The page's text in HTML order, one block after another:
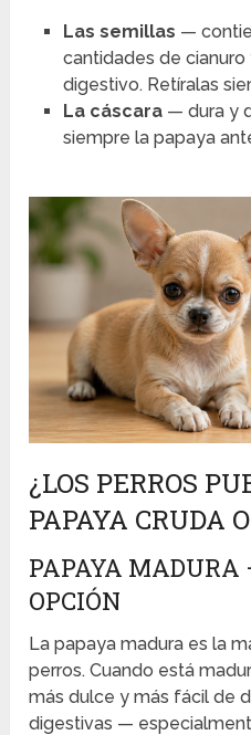
Las semillas —
cantidades de
digestivo. Retíralas
La cáscara— dura y
siempre la papaya
¿LOS PERROS
PAPAYA CRUDA
PAPAYA
OPCIÓN
La papaya madura es la
perros. Cuando está
más dulce y más fácil de
digestivas —